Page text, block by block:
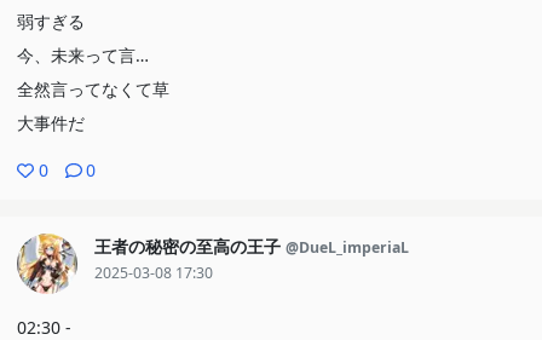
弱すぎる
今、未来って言…
全然言ってなくて草
大事件だ
0 0
王者の秘密の至高の王子 @DueL_imperiaL
2025-03-08 17:30
02:30 -